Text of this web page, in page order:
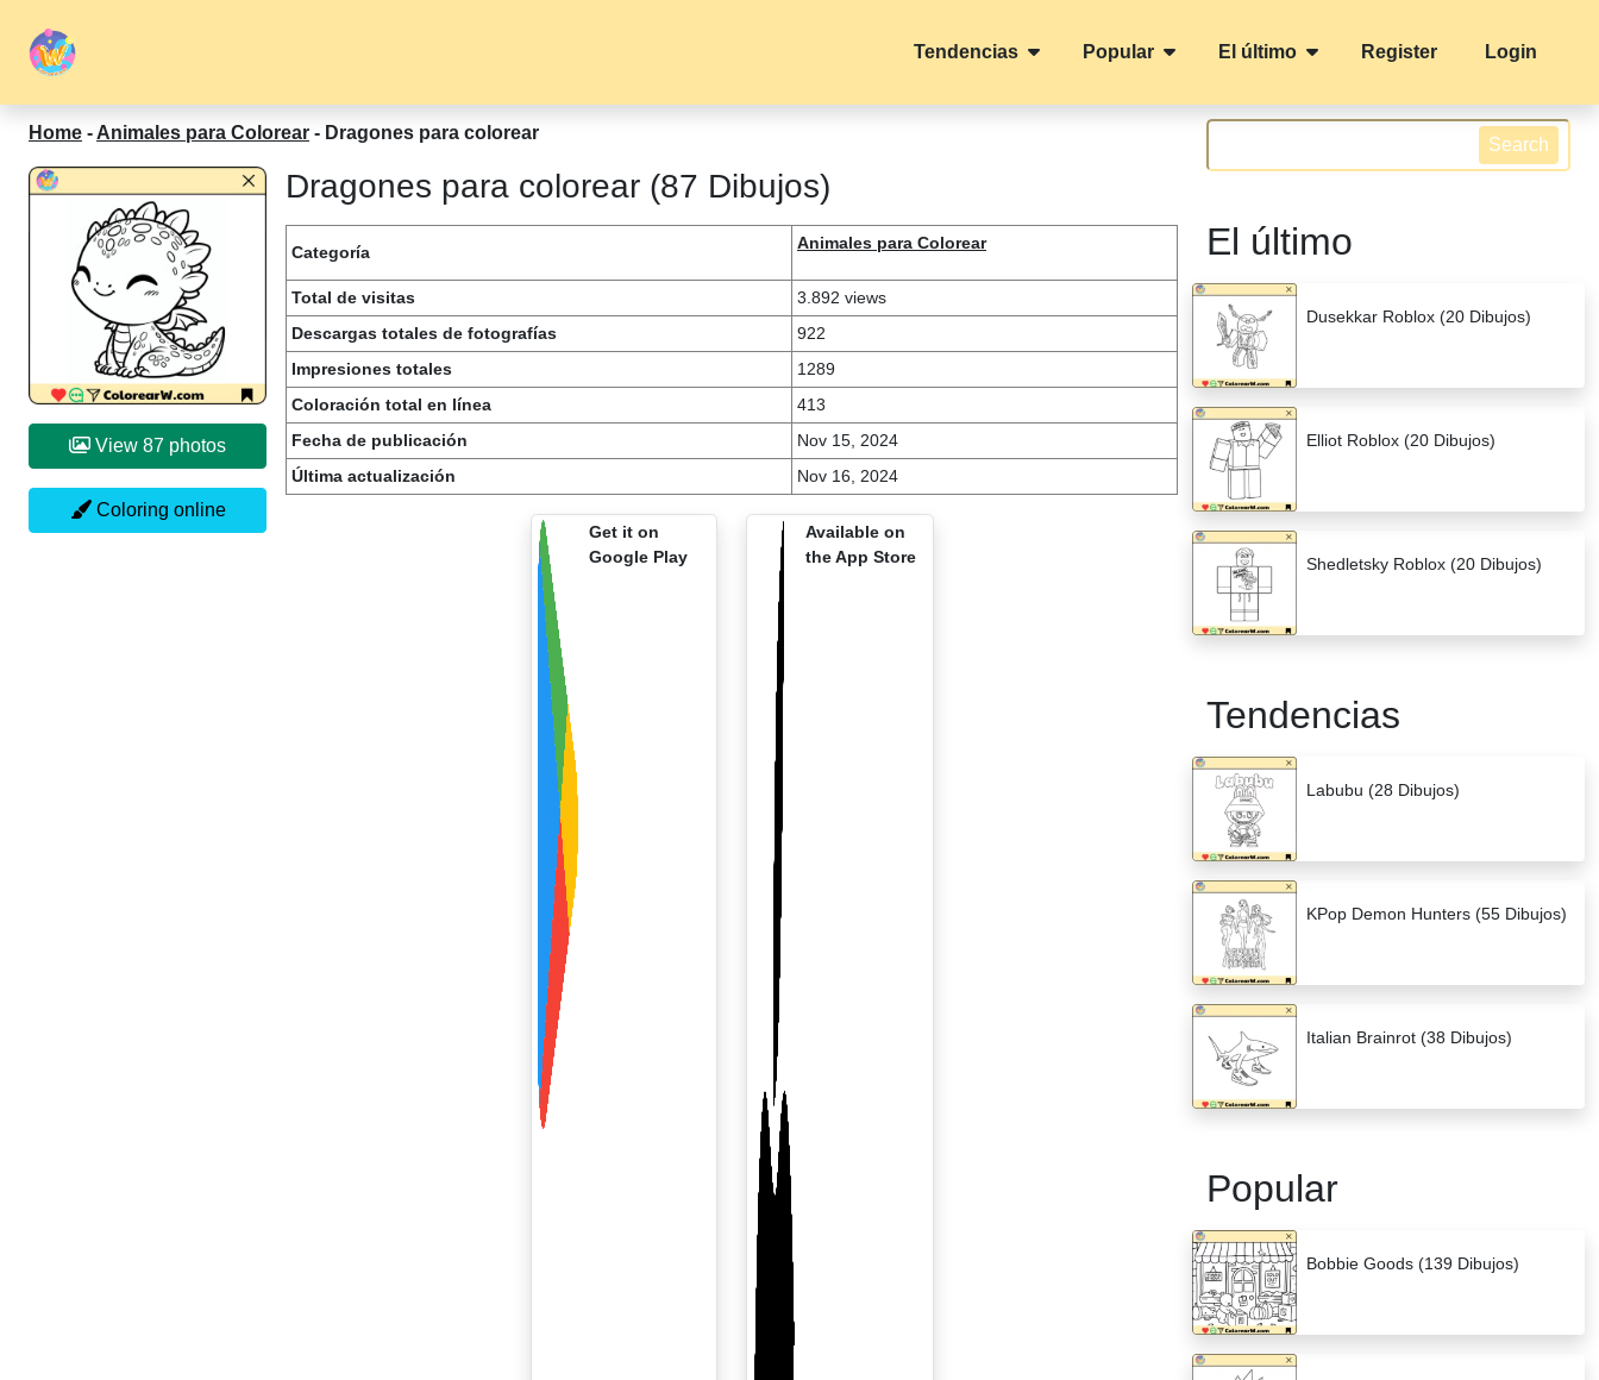
Tendencias Popular El último Register Login
Home - Animales para Colorear - Dragones para colorear
View 87 photos
Coloring online
Dragones para colorear (87 Dibujos)
Categoría Animales para Colorear
Total de visitas
3.892 views
Descargas totales de fotografías
922
Impresiones totales
1289
Coloración total en línea
413
Fecha de publicación
Nov 15, 2024
Última actualización
Nov 16, 2024
Get it on
Google Play
Available on
the App Store
Search
El último
Dusekkar Roblox (20 Dibujos)
Elliot Roblox (20 Dibujos)
Shedletsky Roblox (20 Dibujos)
Tendencias
Labubu (28 Dibujos)
KPop Demon Hunters (55 Dibujos)
Italian Brainrot (38 Dibujos)
Popular
Bobbie Goods (139 Dibujos)